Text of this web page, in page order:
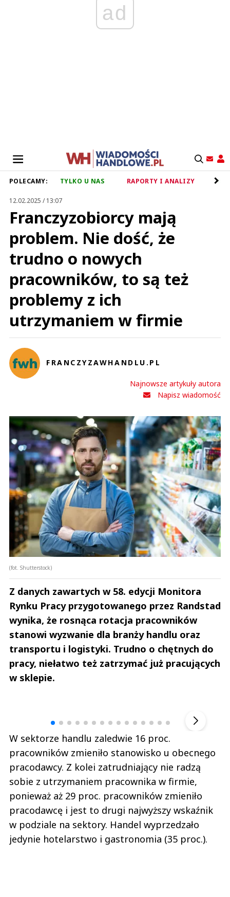
ad
POLECAMY: TYLKO U NAS RAPORTY I ANALIZY
12.02.2025 / 13:07
Franczyzobiorcy mają
problem. Nie dość, że
trudno o nowych
pracowników, to są też
problemy z ich
utrzymaniem w firmie
FRANCZYZAWHANDLU.PL
Najnowsze artykuły autora
Napisz wiadomość
(fot. Shutterstock)
Z danych zawartych w 58. edycji Monitora
Rynku Pracy przygotowanego przez Randstad
wynika, że rosnąca rotacja pracowników
stanowi wyzwanie dla branży handlu oraz
transportu i logistyki. Trudno o chętnych do
pracy, niełatwo też zatrzymać już pracujących
w sklepie.
W sektorze handlu zaledwie 16 proc.
pracowników zmieniło stanowisko u obecnego
pracodawcy. Z kolei zatrudniający nie radzą
sobie z utrzymaniem pracownika w firmie,
ponieważ aż 29 proc. pracowników zmieniło
pracodawcę i jest to drugi najwyższy wskaźnik
w podziale na sektory. Handel wyprzedzało
jedynie hotelarstwo i gastronomia (35 proc.).